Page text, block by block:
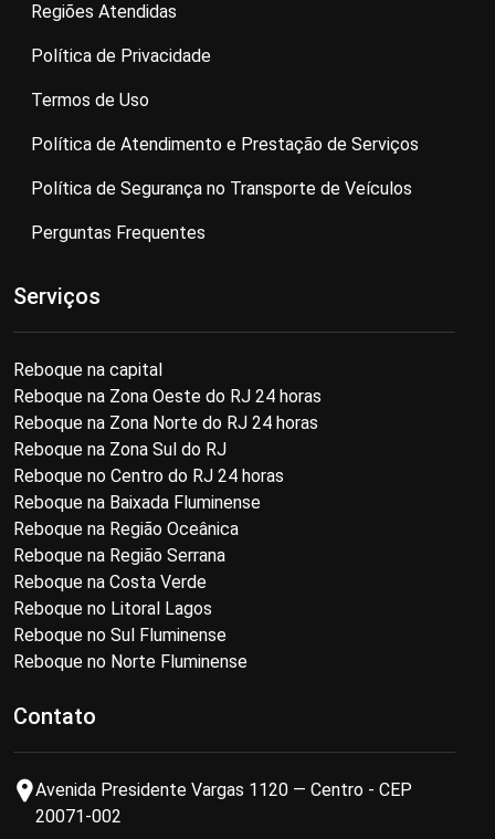
Regiões Atendidas
Política de Privacidade
Termos de Uso
Política de Atendimento e Prestação de Serviços
Política de Segurança no Transporte de Veículos
Perguntas Frequentes
Serviços
Reboque na capital
Reboque na Zona Oeste do RJ 24 horas
Reboque na Zona Norte do RJ 24 horas
Reboque na Zona Sul do RJ
Reboque no Centro do RJ 24 horas
Reboque na Baixada Fluminense
Reboque na Região Oceânica
Reboque na Região Serrana
Reboque na Costa Verde
Reboque no Litoral Lagos
Reboque no Sul Fluminense
Reboque no Norte Fluminense
Contato
Avenida Presidente Vargas 1120 — Centro - CEP
20071-002